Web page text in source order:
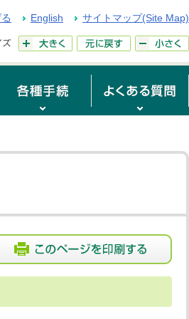
English サイトマップ(Site Map)